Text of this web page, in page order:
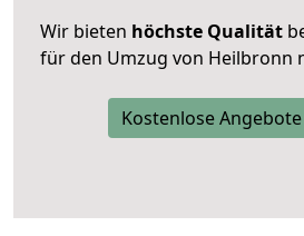
Wir bieten höchste Qualität
für den Umzug von Heilbronn
Kostenlose